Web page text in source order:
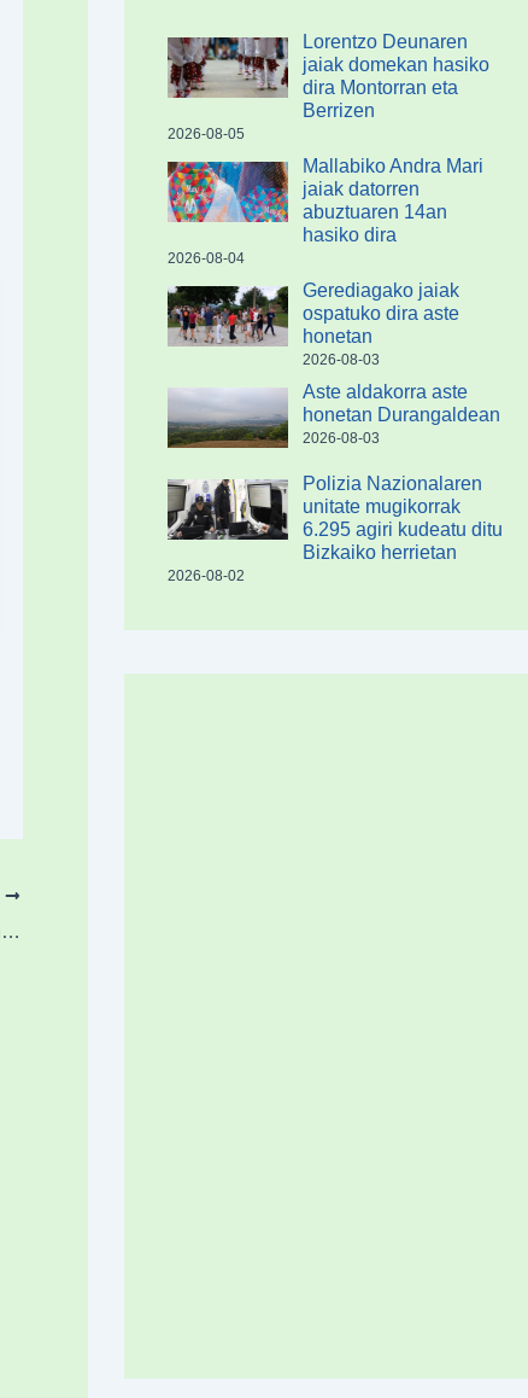
Ibone Ametzagak gogorarazi du Durangon “natura dela gure bizitza sostengatzen duen kapitala”
Lorentzo Deunaren
jaiak domekan hasiko
dira Montorran eta
Berrizen
2026-08-05
Mallabiko Andra Mari
jaiak datorren
abuztuaren 14an
hasiko dira
2026-08-04
Gerediagako jaiak
ospatuko dira aste
honetan
2026-08-03
Aste aldakorra aste
honetan Durangaldean
2026-08-03
Polizia Nazionalaren
unitate mugikorrak
6.295 agiri kudeatu ditu
Bizkaiko herrietan
2026-08-02